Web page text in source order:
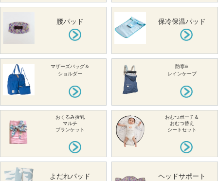
腰パッド 保冷保温パッド
マザーズバッグ＆
ショルダー
防寒&
レインケープ
おくるみ授乳
マルチ
ブランケット
おむつポーチ＆
おむつ替え
シートセット
よだれパッド ヘッドサポート